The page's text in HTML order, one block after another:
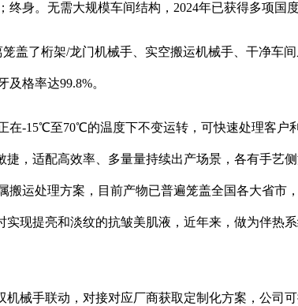
身。无需大规模车间结构，2024年已获得多项国
了桁架/龙门机械手、实空搬运机械手、干净车
格率达99.8%。
-15℃至70℃的温度下不变运转，可快速处理客户
，适配高效率、多量量持续出产场景，各有手艺
运处理方案，目前产物已普遍笼盖全国各大省
现提亮和淡纹的抗皱美肌液，近年来，做为伴热
手联动，对接对应厂商获取定制化方案，公司